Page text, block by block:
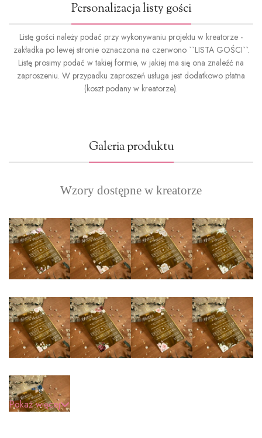
Personalizacja listy gości
Listę gości należy podać przy wykonywaniu projektu w kreatorze -
zakładka po lewej stronie oznaczona na czerwono ``LISTA GOŚCI``.
Listę prosimy podać w takiej formie, w jakiej ma się ona znaleźć na
zaproszeniu. W przypadku zaproszeń usługa jest dodatkowo płatna
(koszt podany w kreatorze).
Galeria produktu
Wzory dostępne w kreatorze
Pokaż więcej